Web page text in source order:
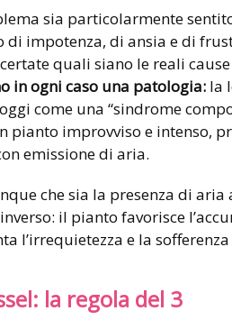
sia particolarmente
impotenza, di ansia e di
quali siano le reali
in ogni caso una patologia: la
come una “sindrome
pianto improvviso e intenso,
emissione di aria.
che sia la presenza di
il pianto favorisce
l’irrequietezza e la
la regola del 3